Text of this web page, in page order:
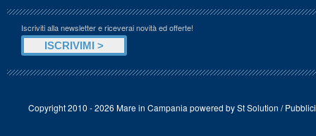
Iscriviti alla newsletter e riceverai novità ed offerte!
Copyright 2010 - 2026 Mare in Campania powered bySt Solution /